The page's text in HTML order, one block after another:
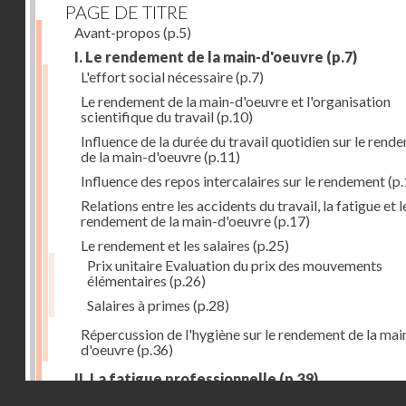
PAGE DE TITRE
Avant-propos (p.5)
I. Le rendement de la main-d'oeuvre (p.7)
L'effort social nécessaire(p.7)
Le rendement de la main-d'oeuvre et l'organisation
scientifique du travail(p.10)
Influence de la durée du travail quotidien sur le
de la main-d'oeuvre(p.11)
Influence des repos intercalaires sur le rendement
Relations entre les accidents du travail, la fatigue et
rendement de la main-d'oeuvre(p.17)
Le rendement et les salaires (p.25)
Prix unitaire Evaluation du prix des mouvements
élémentaires (p.26)
Salaires à primes (p.28)
Répercussion de l'hygiène sur le rendement de la
d'oeuvre(p.36)
II. La fatigue professionnelle(p.39)